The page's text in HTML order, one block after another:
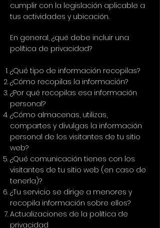
cumplir con la legislación aplicable a
tus actividades y ubicación.
En general, ¿qué debe incluir una
política de privacidad?
¿Qué tipo de información recopilas?
¿Cómo recopilas la información?
¿Por qué recopilas esa información
personal?
¿Cómo almacenas, utilizas,
compartes y divulgas la información
personal de los visitantes de tu sitio
web?
¿Qué comunicación tienes con los
visitantes de tu sitio web (en caso de
tenerla)?
¿Tu servicio se dirige a menores y
recopila información sobre ellos?
Actualizaciones de la política de
privacidad